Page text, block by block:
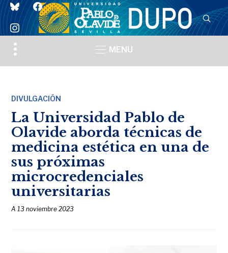
blueskyfacebook
instagram
Toggle
sidebar
MENU
DIVULGACIÓN
La Universidad Pablo de
Olavide aborda técnicas de
medicina estética en una de
sus próximas
microcredenciales
universitarias
A13 noviembre 2023